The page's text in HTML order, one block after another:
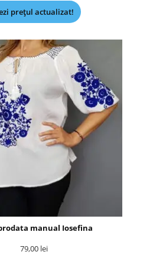
prețul actualizat!
manual Iosefina
79,00 lei